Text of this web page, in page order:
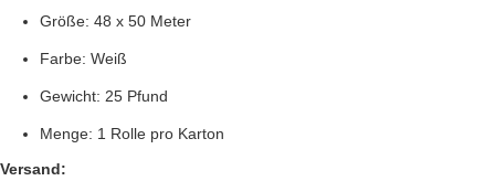
Größe: 48 x 50 Meter
Farbe: Weiß
Gewicht: 25 Pfund
Menge: 1 Rolle pro Karton
Versand: